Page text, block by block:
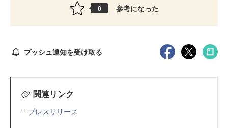
0 参考になった
プッシュ通知を受け取る
関連リンク
プレスリリース